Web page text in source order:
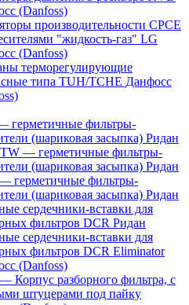
(Danfoss)
производительности CPCE
"жидкость-газ" LG
(Danfoss)
терморегулирующие
типа TUH/TCHE Данфосс
герметичные фильтры-
(шариковая засыпка) Ридан
— герметичные фильтры-
(шариковая засыпка) Ридан
герметичные фильтры-
(шариковая засыпка) Ридан
сердечники-вставки для
фильтров DCR Ридан
сердечники-вставки для
фильтров DCR Eliminator
(Danfoss)
Корпус разборного фильтра, с
штуцерами под пайку